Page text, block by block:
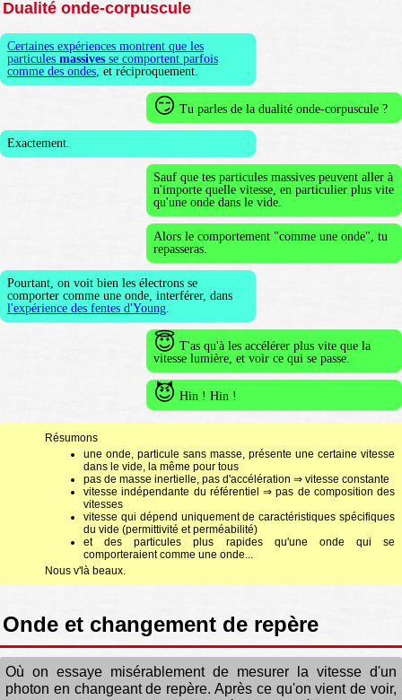
Dualité onde-corpuscule
Certaines expériences montrent que les
particules massives se comportent parfois
comme des ondes, et réciproquement.
😏 Tu parles de la dualité onde-corpuscule ?
Exactement.
Sauf que tes particules massives peuvent aller à
n'importe quelle vitesse, en particulier plus vite
qu'une onde dans le vide.
Alors le comportement "comme une onde", tu
repasseras.
Pourtant, on voit bien les électrons se
comporter comme une onde, interférer, dans
l'expérience des fentes d'Young.
😇 T'as qu'à les accélérer plus vite que la
vitesse lumière, et voir ce qui se passe.
😈 Hin ! Hin !
Résumons
une onde, particule sans masse, présente une certaine vitesse
dans le vide, la même pour tous
pas de masse inertielle, pas d'accélération ⇒ vitesse constante
vitesse indépendante du référentiel ⇒ pas de composition des
vitesses
vitesse qui dépend uniquement de caractéristiques spécifiques
du vide (permittivité et perméabilité)
et des particules plus rapides qu'une onde qui se
comporteraient comme une onde...
Nous v'là beaux.
Onde et changement de repère
Où on essaye misérablement de mesurer la vitesse d'un
photon en changeant de repère. Après ce qu'on vient de voir,